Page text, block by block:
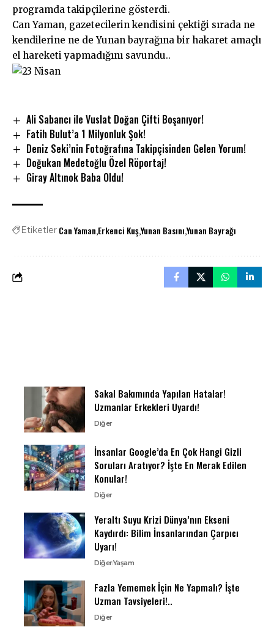
programda takipçilerine gösterdi.
Can Yaman, gazetecilerin kendisini çektiği sırada ne
kendilerine ne de Yunan bayrağına bir hakaret amaçlı
el hareketi yapmadığını savundu..
Ali Sabancı ile Vuslat Doğan Çifti Boşanıyor!
Fatih Bulut’a 1 Milyonluk Şok!
Deniz Seki’nin Fotoğrafına Takipçisinden Gelen Yorum!
Doğukan Medetoğlu Özel Röportaj!
Giray Altınok Baba Oldu!
Etiketler Can Yaman Erkenci KuşYunan BasınıYunan Bayrağı
Sakal Bakımında Yapılan Hatalar!
Uzmanlar Erkekleri Uyardı!
Diğer
İnsanlar Google’da En Çok Hangi Gizli
Soruları Aratıyor? İşte En Merak Edilen
Konular!
Diğer
Yeraltı Suyu Krizi Dünya’nın Ekseni
Kaydırdı: Bilim İnsanlarından Çarpıcı
Uyarı!
DiğerYaşam
Fazla Yememek İçin Ne Yapmalı? İşte
Uzman Tavsiyeleri!..
Diğer